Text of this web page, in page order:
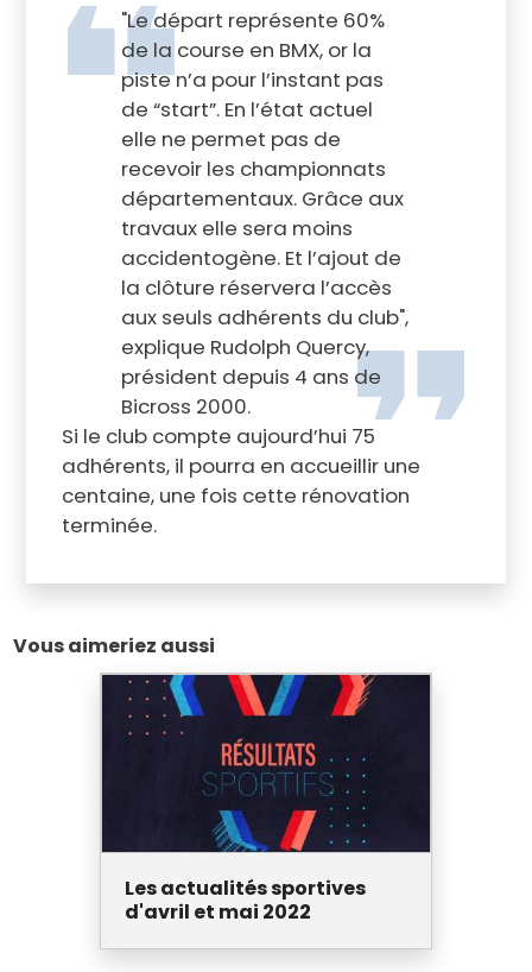
"Le départ représente 60%
de la course en BMX, or la
piste n’a pour l’instant pas
de “start”. En l’état actuel
elle ne permet pas de
recevoir les championnats
départementaux. Grâce aux
travaux elle sera moins
accidentogène. Et l’ajout de
la clôture réservera l’accès
aux seuls adhérents du club",
explique Rudolph Quercy,
président depuis 4 ans de
Bicross 2000.
Si le club compte aujourd’hui 75
adhérents, il pourra en accueillir une
centaine, une fois cette rénovation
terminée.
Vous aimeriez aussi
Les actualités sportives
d'avril et mai 2022